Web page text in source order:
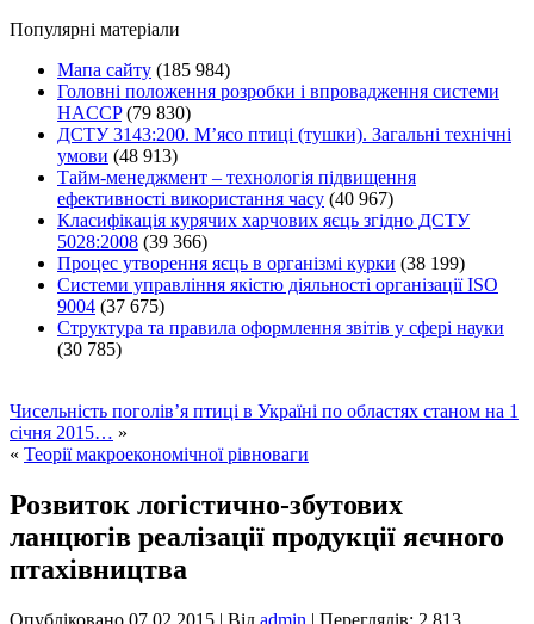
Популярні матеріали
Мапа сайту (185 984)
Головні положення розробки і впровадження системи
HACCP(79 830)
ДСТУ 3143:200. М’ясо птиці (тушки). Загальні технічні
умови (48 913)
Тайм-менеджмент – технологія підвищення
ефективності використання часу (40 967)
Класифікація курячих харчових яєць згідно ДСТУ
5028:2008 (39 366)
Процес утворення яєць в організмі курки (38 199)
Системи управління якістю діяльності організації ISO
9004 (37 675)
Структура та правила оформлення звітів у сфері науки
(30 785)
Чисельність поголів’я птиці в Україні по областях станом на 1
січня 2015… »
« Теорії макроекономічної рівноваги
Розвиток логістично-збутових
ланцюгів реалізації продукції яєчного
птахівництва
Опубліковано 07.02.2015 | Від admin | Переглядів: 2 813